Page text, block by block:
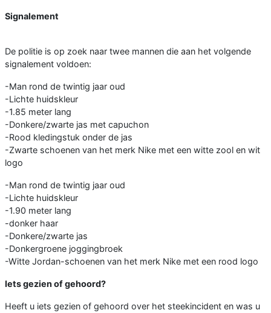
Signalement
De politie is op zoek naar twee mannen die aan het volgende
signalement voldoen:
-Man rond de twintig jaar oud
-Lichte huidskleur
-1.85 meter lang
-Donkere/zwarte jas met capuchon
-Rood kledingstuk onder de jas
-Zwarte schoenen van het merk Nike met een witte zool en wit
logo
-Man rond de twintig jaar oud
-Lichte huidskleur
-1.90 meter lang
-donker haar
-Donkere/zwarte jas
-Donkergroene joggingbroek
-Witte Jordan-schoenen van het merk Nike met een rood logo
Iets gezien of gehoord?
Heeft u iets gezien of gehoord over het steekincident en was u